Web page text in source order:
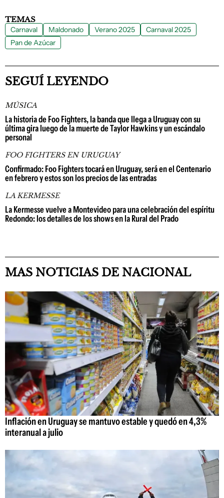
TEMAS
Carnaval Maldonado Verano 2025
Carnaval 2025
Pan de Azúcar
SEGUÍ LEYENDO
MÚSICA
La historia de Foo Fighters, la banda que llega a Uruguay con su
última gira luego de la muerte de Taylor Hawkins y un escándalo
personal
FOO FIGHTERS EN URUGUAY
Confirmado: Foo Fighters tocará en Uruguay, será en el Centenario
en febrero y estos son los precios de las entradas
LA KERMESSE
La Kermesse vuelve a Montevideo para una celebración del espíritu
Redondo: los detalles de los shows en la Rural del Prado
MAS NOTICIAS DE NACIONAL
Inflación en Uruguay se mantuvo estable y quedó en 4,3%
interanual a julio